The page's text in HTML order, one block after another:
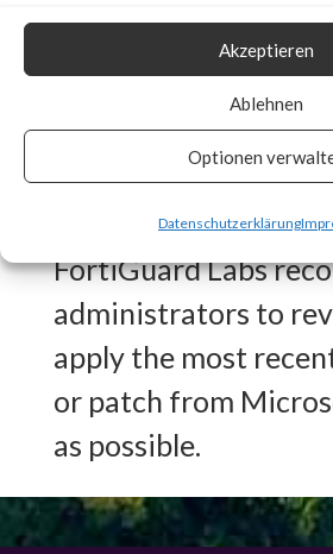
Akzeptieren
Ablehnen
Optionen
Datenschutzerklärung
Endpoint
Signature in place for
2024-21410 to
vulnerable systems
patch if enabled.
FortiGuard Labs
administrators to
apply the most
or patch from
as possible.